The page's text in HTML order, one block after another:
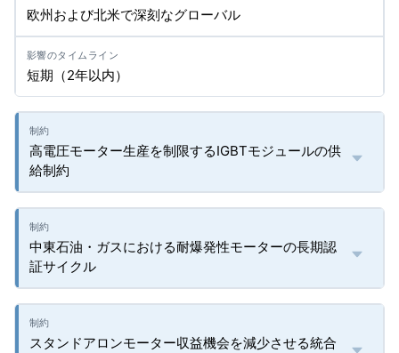
欧州および北米で深刻なグローバル
短期（2年以内）
高電圧モーター生産を制限するIGBTモジュールの供
給制約
中東石油・ガスにおける耐爆発性モーターの長期認
証サイクル
スタンドアロンモーター収益機会を減少させる統合